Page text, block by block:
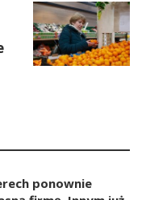
ponownie